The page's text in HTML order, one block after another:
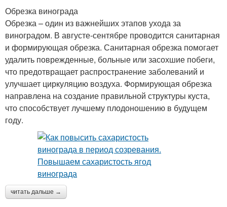
Обрезка винограда
Обрезка – один из важнейших этапов ухода за
виноградом. В августе-сентябре проводится санитарная
и формирующая обрезка. Санитарная обрезка помогает
удалить поврежденные, больные или засохшие побеги,
что предотвращает распространение заболеваний и
улучшает циркуляцию воздуха. Формирующая обрезка
направлена на создание правильной структуры куста,
что способствует лучшему плодоношению в будущем
году.
читать дальше →